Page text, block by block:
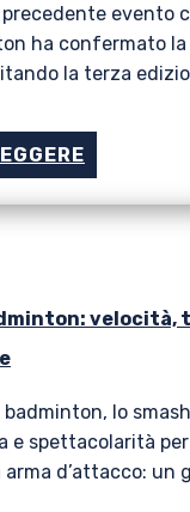
evento
ha confermato
la terza
velocità,
lo
e spettacolarità
arma d’attacco: un